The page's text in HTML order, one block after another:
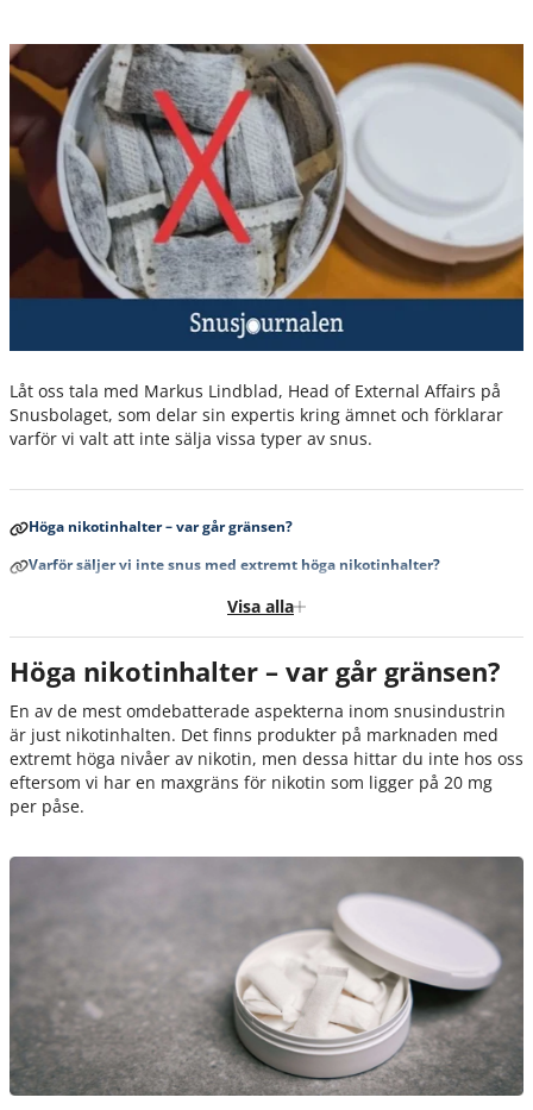
Låt oss tala med Markus Lindblad, Head of External Affairs på
Snusbolaget, som delar sin expertis kring ämnet och förklarar
varför vi valt att inte sälja vissa typer av snus.
Höga nikotinhalter – var går gränsen?
Varför säljer vi inte snus med extremt höga nikotinhalter?
CBD-snus – därför finns det inte hos oss
Varför säljer vi inte CBD-snus?
Snus som inte godkänns i vårt labb - Eurofins
Hur arbetar vi med att säkerställa produktkvalitet?
Vårt ansvar – ett transparent utbud av snus
Visa alla
Höga nikotinhalter – var går gränsen?
En av de mest omdebatterade aspekterna inom snusindustrin
är just nikotinhalten. Det finns produkter på marknaden med
extremt höga nivåer av nikotin, men dessa hittar du inte hos oss
eftersom vi har en maxgräns för nikotin som ligger på 20 mg
per påse.